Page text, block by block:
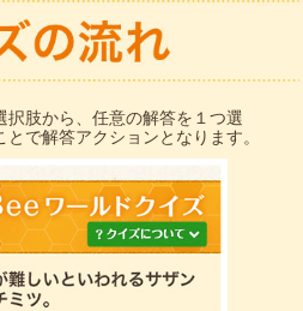
択肢から、任意の解答を１つ選
で解答アクションとなります。